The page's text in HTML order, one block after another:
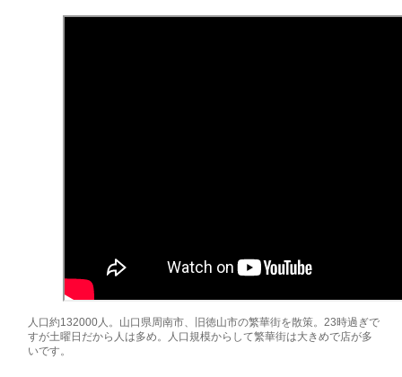
人口約132000人。山口県周南市、旧徳山市の繁華街を散策。23時過ぎで
すが土曜日だから人は多め。人口規模からして繁華街は大きめで店が多
いです。